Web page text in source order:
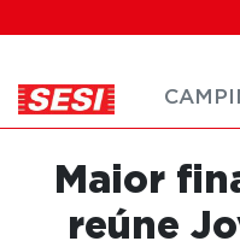
inclui
um
sistema
acessibilidade.
Maior
reúne